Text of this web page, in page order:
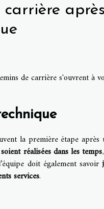
de carrière s'ouvrent à
la première étape
réalisées dans les temps
doit également savoir
services.